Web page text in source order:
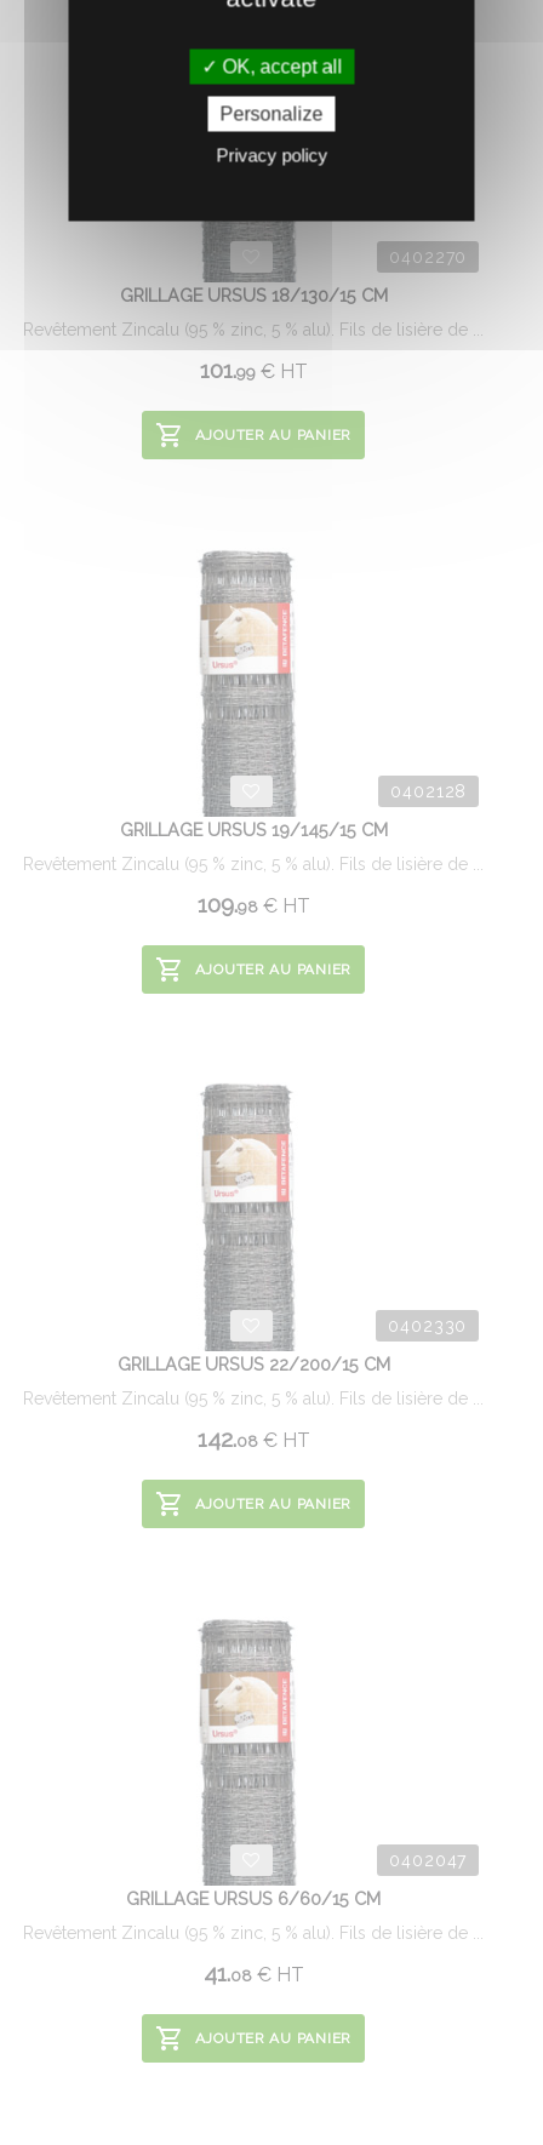
0402270
GRILLAGE URSUS 18/130/15 CM
Revêtement Zincalu (95 % zinc, 5 % alu). Fils de lisière de ...
101.99 €HT
AJOUTER AU PANIER
0402128
GRILLAGE URSUS 19/145/15 CM
Revêtement Zincalu (95 % zinc, 5 % alu). Fils de lisière de ...
109.98 €HT
AJOUTER AU PANIER
0402330
GRILLAGE URSUS 22/200/15 CM
Revêtement Zincalu (95 % zinc, 5 % alu). Fils de lisière de ...
142.08 €HT
AJOUTER AU PANIER
0402047
GRILLAGE URSUS 6/60/15 CM
Revêtement Zincalu (95 % zinc, 5 % alu). Fils de lisière de ...
41.08 €HT
AJOUTER AU PANIER
OK, accept all
Personalize
Privacy policy